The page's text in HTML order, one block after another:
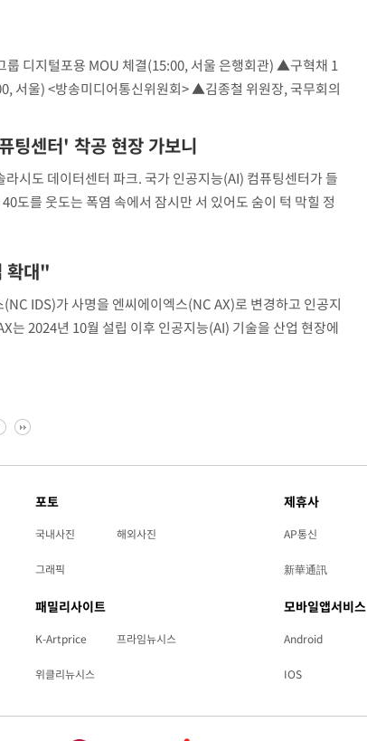
디지털포용 MOU 체결(15:00, 서울 은행회관) ▲구혁채 1
서울) <방송미디어통신위원회> ▲김종철 위원장, 국무회의
팅센터' 착공 현장 가보니
시도 데이터센터 파크. 국가 인공지능(AI) 컴퓨팅센터가 들
도를 웃도는 폭염 속에서 잠시만 서 있어도 숨이 턱 막힐 정
첨단 인공지능(AI) 반도체 1만5000장을 갖춘 국가
확대"
IDS)가 사명을 엔씨에이엑스(NC AX)로 변경하고 인공지
는 2024년 10월 설립 이후 인공지능(AI) 기술을 산업 현장에
명 변경으로 AX 기업으로서의 정
포토
국내사진 해외사진
그래픽
패밀리사이트
K-Artprice 프라임뉴시스
위클리뉴시스
제휴사
AP통신
新華通訊
모바일앱서비스
Android
IOS